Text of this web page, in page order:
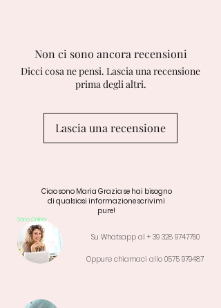
Non ci sono ancora recensioni
Dicci cosa ne pensi. Lascia una recensione
prima degli altri.
Lascia una recensione
Ciao sono Maria Grazia se hai bisogno
di qualsiasi informazione scrivimi
pure!
Sono Online!
Su Whatsapp al + 39 328 9747760
Oppure chiamaci allo 0575 979487